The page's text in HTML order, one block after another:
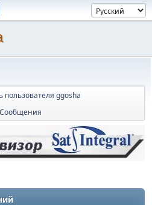
пользователя ggosha
Сообщения